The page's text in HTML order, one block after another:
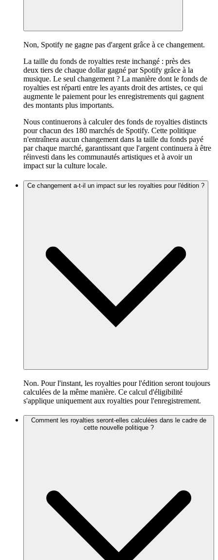
Non, Spotify ne gagne pas d'argent grâce à ce changement.
La taille du fonds de royalties reste inchangé : près des
deux tiers de chaque dollar gagné par Spotify grâce à la
musique. Le seul changement ? La manière dont le fonds de
royalties est réparti entre les ayants droit des artistes, ce qui
augmente le paiement pour les enregistrements qui gagnent
des montants plus importants.
Nous continuerons à calculer des fonds de royalties distincts
pour chacun des 180 marchés de Spotify. Cette politique
n'entraînera aucun changement dans la taille du fonds payé
par chaque marché, garantissant que l'argent continuera à être
réinvesti dans les communautés artistiques et à avoir un
impact sur la culture locale.
Ce changement a-t-il un impact sur les royalties pour l'édition ?
Non. Pour l'instant, les royalties pour l'édition seront toujours
calculées de la même manière. Ce calcul d'éligibilité
s'applique uniquement aux royalties pour l'enregistrement.
Comment les royalties seront-elles calculées dans le cadre de
cette nouvelle politique ?